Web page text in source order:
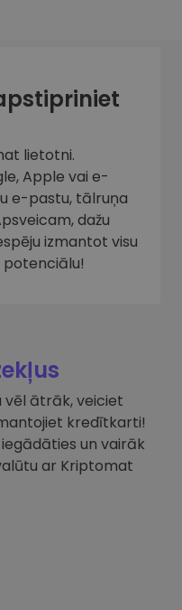
lietotni.
Apple vai e-
e-pastu, tālruņa
dažu
izmantot visu
vēl ātrāk, veiciet
kredītkarti!
un vairāk
ar Kriptomat